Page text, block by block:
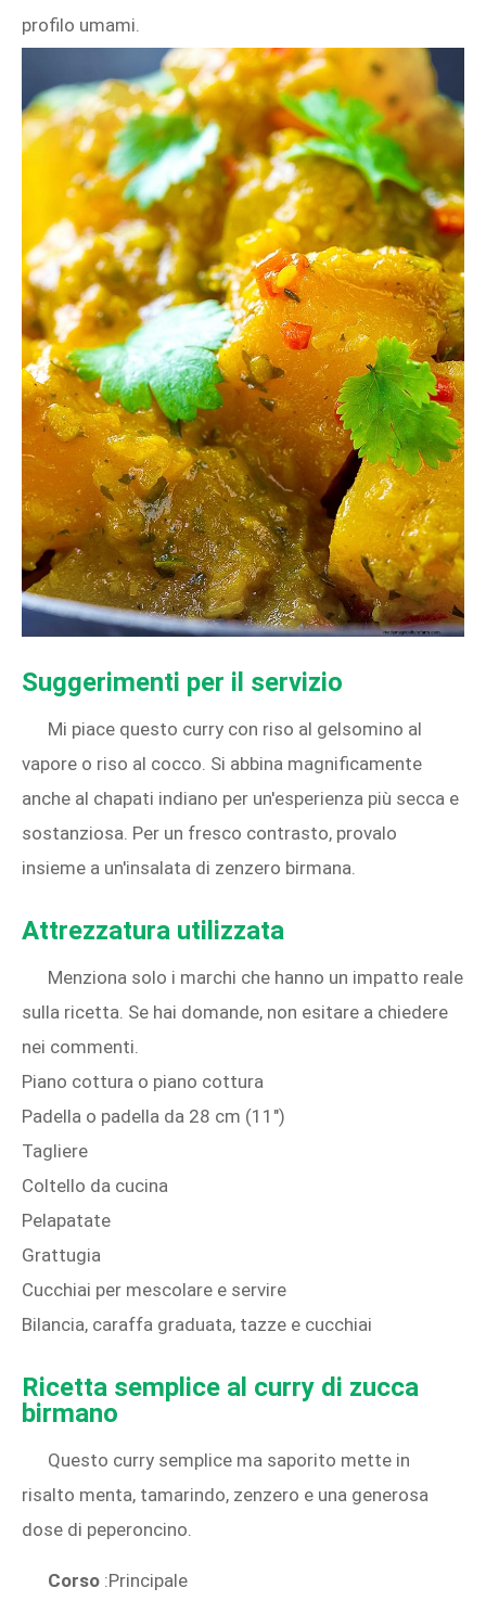
profilo umami.
Suggerimenti per il servizio
Mi piace questo curry con riso al gelsomino al
vapore o riso al cocco. Si abbina magnificamente
anche al chapati indiano per un'esperienza più secca e
sostanziosa. Per un fresco contrasto, provalo
insieme a un'insalata di zenzero birmana.
Attrezzatura utilizzata
Menziona solo i marchi che hanno un impatto reale
sulla ricetta. Se hai domande, non esitare a chiedere
nei commenti.
Piano cottura o piano cottura
Padella o padella da 28 cm (11")
Tagliere
Coltello da cucina
Pelapatate
Grattugia
Cucchiai per mescolare e servire
Bilancia, caraffa graduata, tazze e cucchiai
Ricetta semplice al curry di zucca
birmano
Questo curry semplice ma saporito mette in
risalto menta, tamarindo, zenzero e una generosa
dose di peperoncino.
Corso :Principale